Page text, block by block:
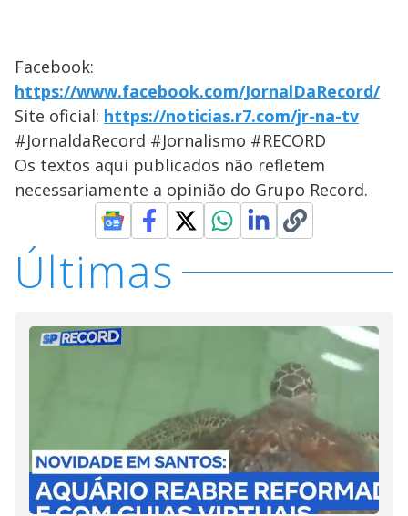
Facebook:
https://www.facebook.com/JornalDaRecord/
Site oficial: https://noticias.r7.com/jr-na-tv
#JornaldaRecord #Jornalismo #RECORD
Os textos aqui publicados não refletem
necessariamente a opinião do Grupo Record.
Últimas